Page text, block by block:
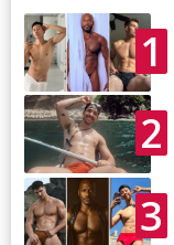
1
2
3